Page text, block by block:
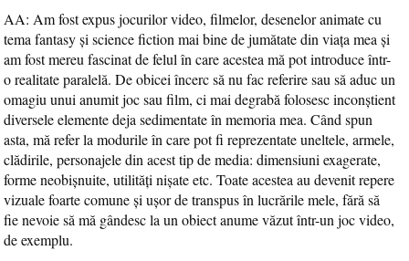
AA: Am fost expus jocurilor video, filmelor, desenelor animate cu
tema fantasy și science fiction mai bine de jumătate din viața mea și
am fost mereu fascinat de felul în care acestea mă pot introduce într-
o realitate paralelă. De obicei încerc să nu fac referire sau să aduc un
omagiu unui anumit joc sau film, ci mai degrabă folosesc inconștient
diversele elemente deja sedimentate în memoria mea. Când spun
asta, mă refer la modurile în care pot fi reprezentate uneltele, armele,
clădirile, personajele din acest tip de media: dimensiuni exagerate,
forme neobișnuite, utilități nișate etc. Toate acestea au devenit repere
vizuale foarte comune și ușor de transpus în lucrările mele, fără să
fie nevoie să mă gândesc la un obiect anume văzut într-un joc video,
de exemplu.